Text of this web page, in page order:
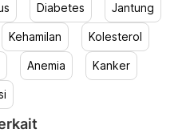
Diabetes Jantung
Kehamilan Kolesterol
Anemia Kanker